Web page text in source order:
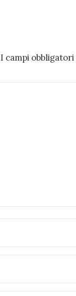
I campi